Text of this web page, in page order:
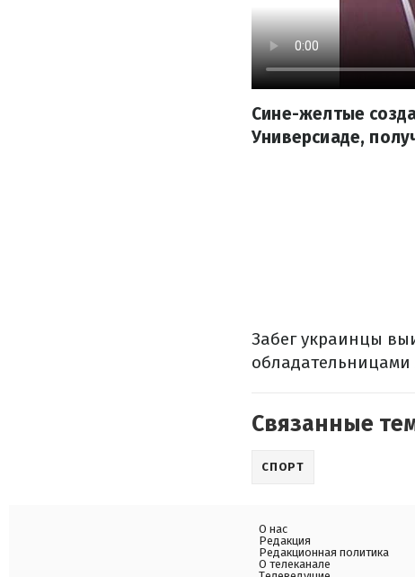
Сине-желтые
Универсиаде,
Забег украинцы
Связанные
СПОРТ
О нас
Редакция
Редакционная политика
О телеканале